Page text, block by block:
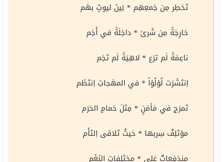
تَخطِر مِن جَمعِهِم * بَينَ ليوثٍ بهَم
خارِجَةً مِن شَرىً * داخِلَةً في أَجَم
ناعِمَةً لَم ترَع * لاهِيَةً لَم تَجَم
اِنتَشَرَت لُؤلُؤاً * في المهَجاتِ اِنتَظَم
تَمرَج في مَأمَنٍ * مِثلَ حَمامِ الحَرَم
مؤتَلِفٌ سِربها * حَيثُ تَلاقى اِلتَأَم
مندَفِعاتٌ عَلى * مختَلِفاتِ النَغَم